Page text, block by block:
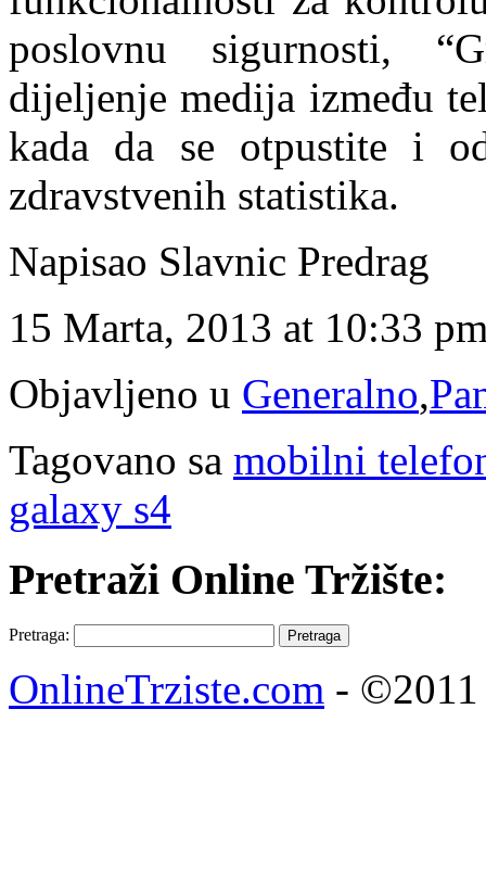
poslovnu sigurnosti,
dijeljenje medija između
kada da se otpustite i
zdravstvenih statistika.
Napisao Slavnic Predrag
15 Marta, 2013 at 10:33
Objavljeno u Generalno,
Tagovano sa mobilni
galaxy s4
Pretraži Online Tržište:
Pretraga:
OnlineTrziste.com - ©2011